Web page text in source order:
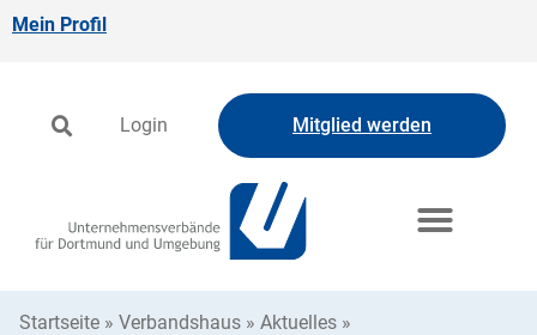
Mein Profil
Login Mitglied werden
Startseite » Verbandshaus » Aktuelles »